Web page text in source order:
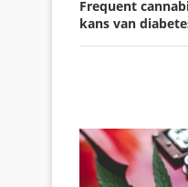
Frequent
kans van